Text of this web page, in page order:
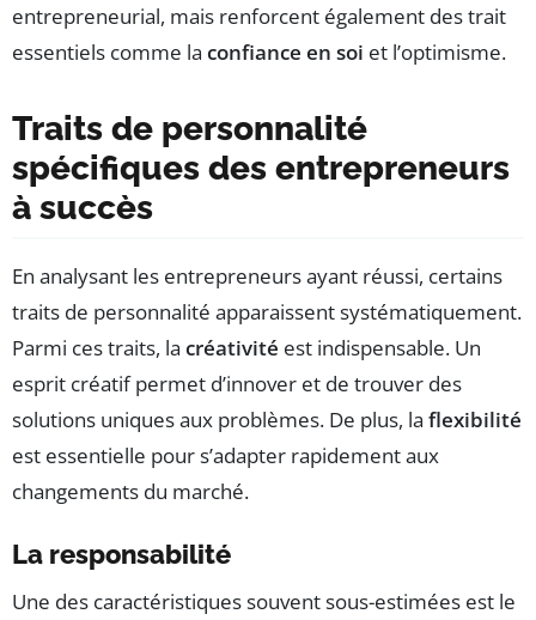
entrepreneurial, mais renforcent également des trait
essentiels comme la confiance en soi et l’optimisme.
Traits de personnalité
spécifiques des entrepreneurs
à succès
En analysant les entrepreneurs ayant réussi, certains
traits de personnalité apparaissent systématiquement.
Parmi ces traits, la créativité est indispensable. Un
esprit créatif permet d’innover et de trouver des
solutions uniques aux problèmes. De plus, la flexibilité
est essentielle pour s’adapter rapidement aux
changements du marché.
La responsabilité
Une des caractéristiques souvent sous-estimées est le